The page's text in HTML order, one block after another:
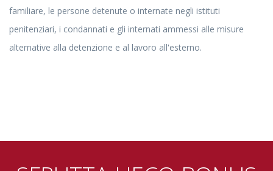
familiare, le persone detenute o internate negli istituti
penitenziari, i condannati e gli internati ammessi alle misure
alternative alla detenzione e al lavoro all'esterno.